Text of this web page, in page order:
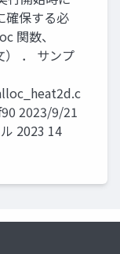
確保する必
関数、
． サンプ
2023/9/21
2023 14